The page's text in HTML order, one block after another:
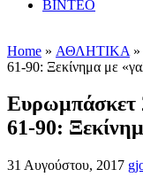
ΒΙΝΤΕΟ
Home » ΑΘΛΗΤΙΚΑ
61-90: Ξεκίνημα με
Ευρωμπάσκετ
61-90:
31 Αυγούστου, 2017